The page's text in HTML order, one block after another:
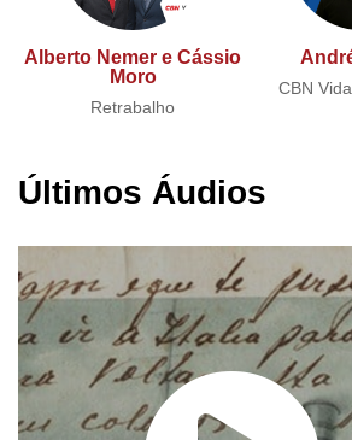
Alberto Nemer e Cássio
Moro
Retrabalho
CBN
Últimos Áudios